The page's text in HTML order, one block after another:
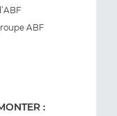
ABF
: